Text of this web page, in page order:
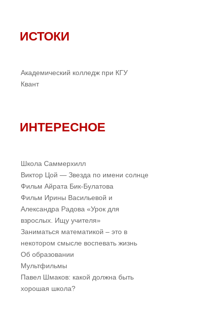
ИСТОКИ
Академический колледж при КГУ
Квант
ИНТЕРЕСНОЕ
Школа Саммерхилл
Виктор Цой — Звезда по имени солнце
Фильм Айрата Бик-Булатова
Фильм Ирины Васильевой и
Александра Радова «Урок для
взрослых. Ищу учителя»
Заниматься математикой – это в
некотором смысле воспевать жизнь
Об образовании
Мультфильмы
Павел Шмаков: какой должна быть
хорошая школа?